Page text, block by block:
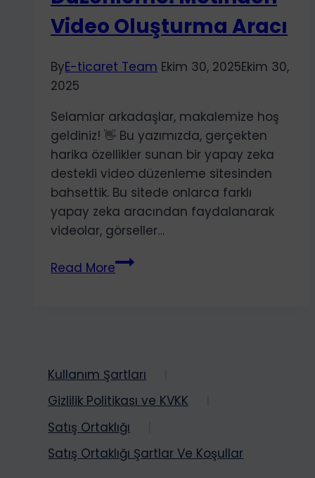
Video Oluşturma Aracı
ByE-ticaret Team Ekim 30, 2025Ekim 30,
2025
Selamlar arkadaşlar, makalemize hoş
geldiniz! 👋 Bu yazımızda, gerçekten
harika özellikler sunan bir yapay zeka
destekli video düzenleme sitesinden
bahsettik. Bu sitede onlarca farklı
yapay zeka aracından faydalanarak
videolar, görseller…
Read MoreYapay
Düzenleme:
Metinden
Oluşturma
Aracı
Kullanım Şartları
Gizlilik Politikası ve KVKK
Satış Ortaklığı
Satış Ortaklığı Şartlar Ve Koşullar